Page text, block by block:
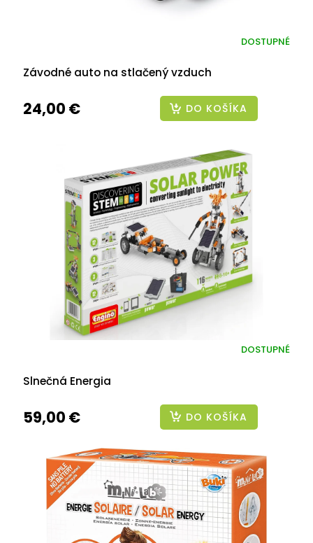
Závodné auto na stlačený vzduch
DOSTUPNÉ
24,00 € DO KOŠÍKA
Slnečná Energia
DOSTUPNÉ
59,00 € DO KOŠÍKA